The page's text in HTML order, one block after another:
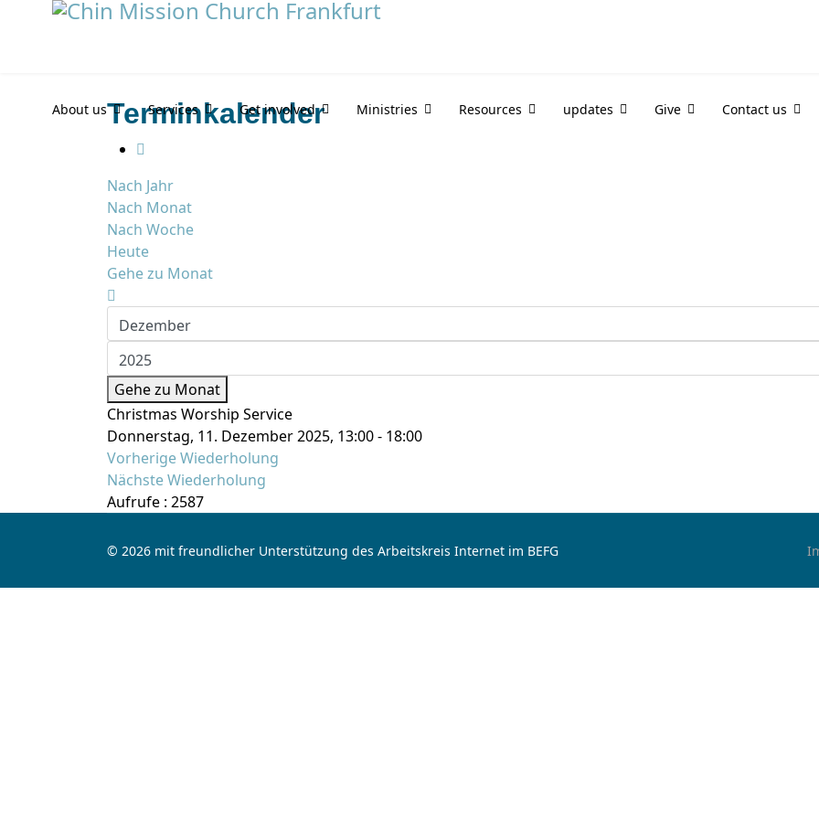
About us Services Get involved Ministries Resources updates Give Contact us
Terminkalender
Nach Jahr
Nach Monat
Nach Woche
Heute
Gehe zu Monat
Gehe zu Monat
Christmas Worship Service
Donnerstag, 11. Dezember 2025, 13:00 - 18:00
Vorherige Wiederholung
Nächste Wiederholung
Aufrufe : 2587
© 2026 mit freundlicher Unterstützung des Arbeitskreis Internet im BEFG